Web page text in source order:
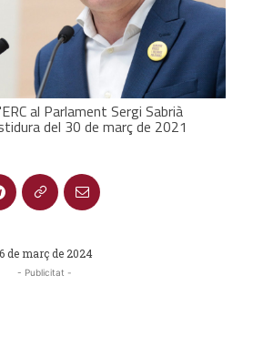
al Parlament Sergi Sabrià
del 30 de març de 2021
de març de 2024
- Publicitat -